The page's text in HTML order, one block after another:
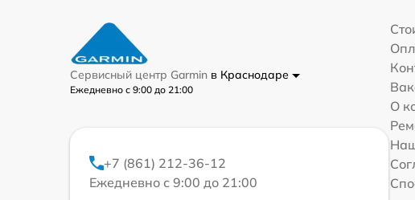
Сервисный центр Garmin в Краснодаре
Ежедневно с 9:00 до 21:00
+7 (861) 212-36-12
Ежедневно с 9:00 до 21:00
О